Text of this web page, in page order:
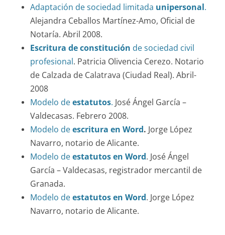
Adaptación de sociedad limitada unipersonal.
Alejandra Ceballos Martínez-Amo, Oficial de
Notaría. Abril 2008.
Escritura de constitución de sociedad civil
profesional. Patricia Olivencia Cerezo. Notario
de Calzada de Calatrava (Ciudad Real). Abril-
2008
Modelo deestatutos. José Ángel García –
Valdecasas. Febrero 2008.
Modelo deescritura en Word. Jorge López
Navarro, notario de Alicante.
Modelo deestatutos en Word. José Ángel
García – Valdecasas, registrador mercantil de
Granada.
Modelo deestatutos en Word. Jorge López
Navarro, notario de Alicante.